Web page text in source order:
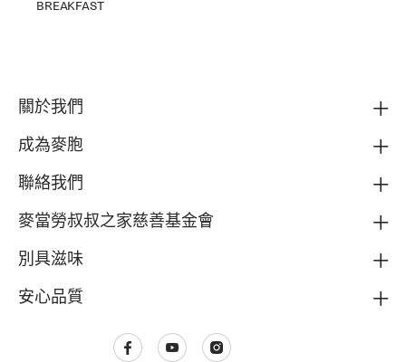
BREAKFAST
關於我們
成為麥胞
聯絡我們
麥當勞叔叔之家慈善基金會
別具滋味
安心品質